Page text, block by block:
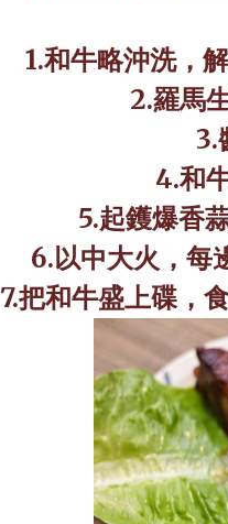
1.和牛略沖洗，
2.羅馬
3.
4.和
5.起鑊爆香
6.以中大火，每
7.把和牛盛上碟，